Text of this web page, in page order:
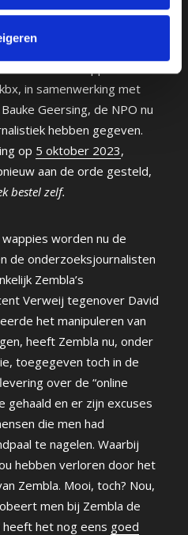
haat op social media”. Op3
op de NPO in zijn
in samenwerking met
Geersing, de NPO nu
hebben gegeven.
op 5 oktober 2023,
aan de orde gesteld,
bestel zelf.
worden nu de
de onderzoeksjournalisten
Zembla’s
Verweij tegenover David
het manipuleren van
heeft Zembla nu, onder
toegegeven toch in de
over de “online
gehaald en er zijn excuses
die men had
te nagelen. Waarbij
hebben verloren door het
Zembla. Mooi, toch? Nou,
men bij Zembla de
heeft het nog eens goed